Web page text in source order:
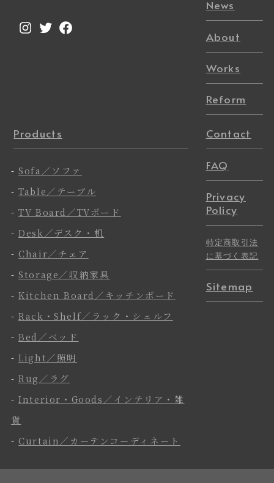
Instagram
TwitterFacebook
News
About
Works
Reform
Products
-Sofa／ソファ
-Table／テーブル
-TV Board／TVボード
-Desk／デスク・机
- Chair／チェア
-Storage／収納家具
-Kitchen Board／キッチンボード
-Rack・Shelf／ラック・シェルフ
-Bed／ベッド
-Light／照明
-Rug／ラグ
-Interior・Goods／インテリア・雑
貨
- Curtain／カーテンコーディネート
Contact
FAQ
Privacy
Policy
特定商取引法
に基づく表記
Sitemap